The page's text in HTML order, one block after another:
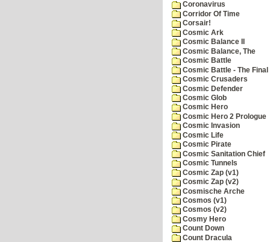
Coronavirus
Corridor Of Time
Corsair!
Cosmic Ark
Cosmic Balance II
Cosmic Balance, The
Cosmic Battle
Cosmic Battle - The
Cosmic Crusaders
Cosmic Defender
Cosmic Glob
Cosmic Hero
Cosmic Hero 2 Prologue
Cosmic Invasion
Cosmic Life
Cosmic Pirate
Cosmic Sanitation Chief
Cosmic Tunnels
Cosmic Zap (v1)
Cosmic Zap (v2)
Cosmische Arche
Cosmos (v1)
Cosmos (v2)
Cosmy Hero
Count Down
Count Dracula